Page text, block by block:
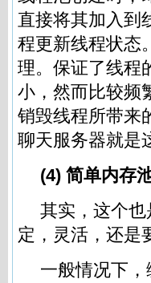
直接将其加入到
程更新线程状态
理。保证了线程
小，然而比较频
销毁线程所带来
聊天服务器就是
(4) 简单内存
其实，这个
定，灵活，还是
一般情况下